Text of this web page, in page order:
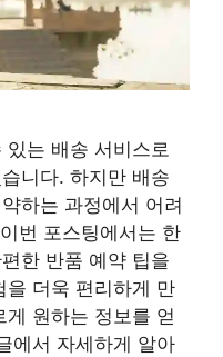
있는 배송 서비스로
니다. 하지만 배송
하는 과정에서 어려
번 포스팅에서는 한
한 반품 예약 팁을
을 더욱 편리하게 만
원하는 정보를 얻
에서 자세하게 알아